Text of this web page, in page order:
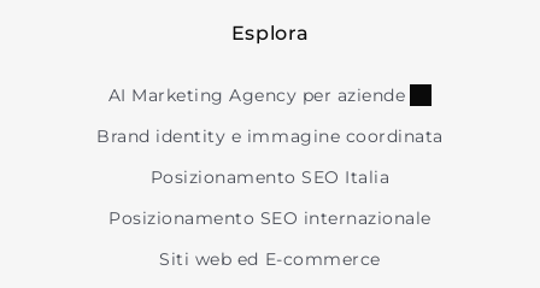
Esplora
AI Marketing Agency per aziende
Brand identity e immagine coordinata
Posizionamento SEO Italia
Posizionamento SEO internazionale
Siti web ed E-commerce